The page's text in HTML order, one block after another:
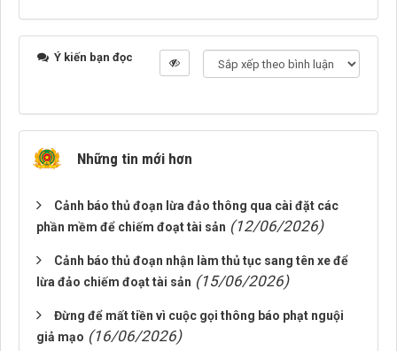
Ý kiến bạn đọc
Những tin mới hơn
Cảnh báo thủ đoạn lừa đảo thông qua cài đặt các
phần mềm để chiếm đoạt tài sản (12/06/2026)
Cảnh báo thủ đoạn nhận làm thủ tục sang tên xe để
lừa đảo chiếm đoạt tài sản (15/06/2026)
Đừng để mất tiền vì cuộc gọi thông báo phạt nguội
giả mạo (16/06/2026)